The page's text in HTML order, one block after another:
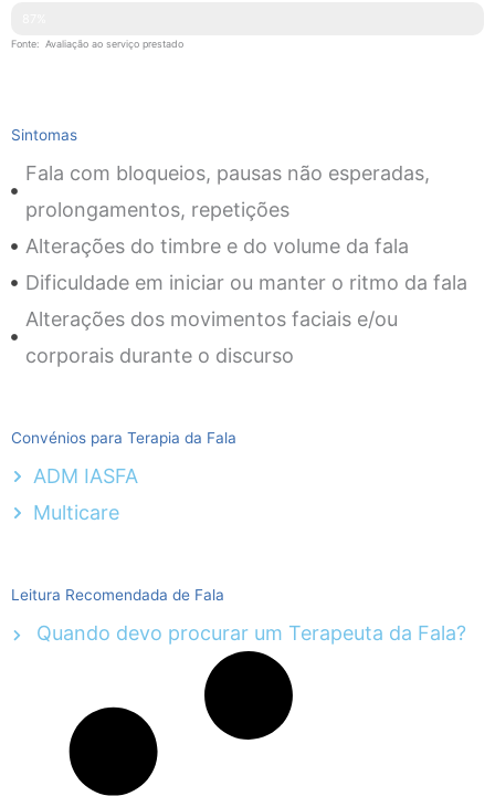
Fonte: Avaliação ao serviço prestado
Sintomas
Fala com bloqueios, pausas não esperadas,
prolongamentos, repetições
Alterações do timbre e do volume da fala
Dificuldade em iniciar ou manter o ritmo da fala
Alterações dos movimentos faciais e/ou
corporais durante o discurso
Convénios para Terapia da Fala
ADM IASFA
Multicare
Leitura Recomendada de Fala
Quando devo procurar um Terapeuta da Fala?